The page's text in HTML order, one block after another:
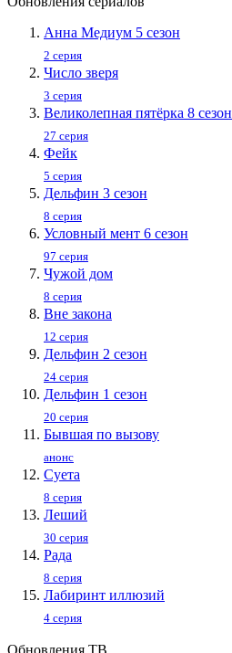
Анна Медиум 5 сезон
2 серия
Число зверя
3 серия
Великолепная пятёрка 8 сезон
27 серия
Фейк
5 серия
Дельфин 3 сезон
8 серия
Условный мент 6 сезон
97 серия
Чужой дом
8 серия
Вне закона
12 серия
Дельфин 2 сезон
24 серия
Дельфин 1 сезон
20 серия
Бывшая по вызову
анонс
Суета
8 серия
Леший
30 серия
Рада
8 серия
Лабиринт иллюзий
4 серия
Обновления ТВ